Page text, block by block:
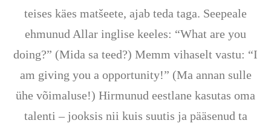
teises käes matšeete, ajab teda taga. Seepeale
ehmunud Allar inglise keeles: “What are you
doing?” (Mida sa teed?) Memm vihaselt vastu: “I
am giving you a opportunity!” (Ma annan sulle
ühe võimaluse!) Hirmunud eestlane kasutas oma
talenti – jooksis nii kuis suutis ja pääsenud ta